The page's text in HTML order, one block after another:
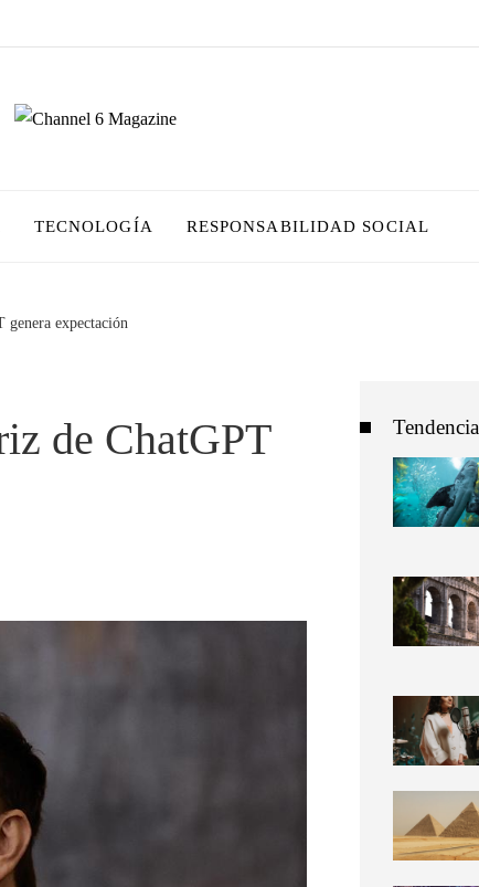
TECNOLOGÍA RESPONSABILIDAD SOCIAL
expectación
de ChatGPT
Tendencia